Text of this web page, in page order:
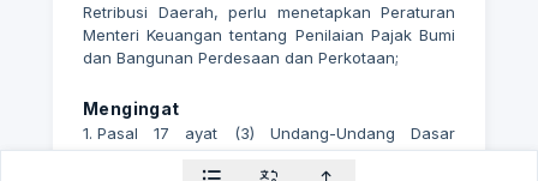
Retribusi Daerah, perlu menetapkan Peraturan
Menteri Keuangan tentang Penilaian Pajak Bumi
dan Bangunan Perdesaan dan Perkotaan;
Mengingat
1. Pasal 17 ayat (3) Undang-Undang Dasar
Negara Republik Indonesia Tahun 1945;